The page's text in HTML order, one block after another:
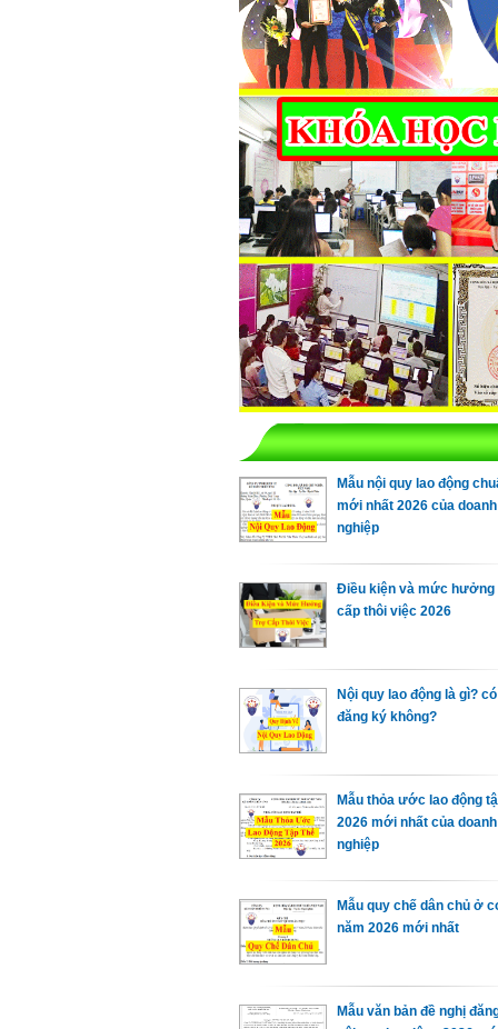
Mẫu nội quy lao động
mới nhất 2026 của doanh
nghiệp
Điều kiện và mức
cấp thôi việc 2026
Nội quy lao động là gì?
đăng ký không?
Mẫu thỏa ước lao động
2026 mới nhất của doanh
nghiệp
Mẫu quy chế dân chủ ở
năm 2026 mới nhất
Mẫu văn bản đề nghị